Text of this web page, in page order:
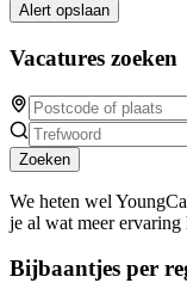
Alert opslaan
Vacatures zoeken
Zoeken
We heten wel
je al wat meer
Bijbaantjes per